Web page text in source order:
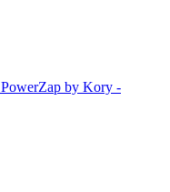
PowerZap by Kory -